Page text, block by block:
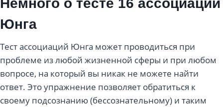
Немного о тесте 16 ассоциаций
Юнга
Тест ассоциаций Юнга может проводиться при
проблеме из любой жизненной сферы и при любом
вопросе, на который вы никак не можете найти
ответ. Это упражнение позволяет обратиться к
своему подсознанию (бессознательному) и таким